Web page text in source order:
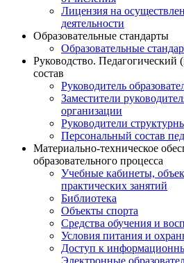
Лицензия на
деятельности
Образовательные стандарты
Образовательные
Руководство. Педагогический
состав
Руководитель
Заместители
организации
Руководители
Персональный состав
Материально-техническое
образовательного процесса
Учебные кабинеты,
практических занятий
Библиотека
Объекты спорта
Средства обучения и
Условия питания и
Доступ к
Электронные